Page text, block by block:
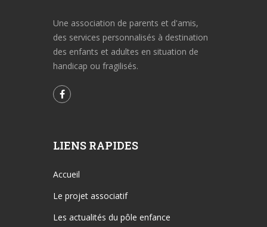
Une association de parents et d'amis,
des services personnalisés à destination
des enfants et adultes en situation de
handicap ou fragilisés.
LIENS RAPIDES
Accueil
Le projet associatif
Les actualités du pôle enfance